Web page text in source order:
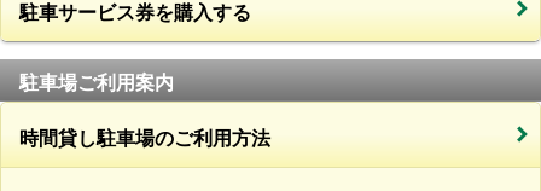
駐車サービス券を購入する
駐車場ご利用案内
時間貸し駐車場のご利用方法